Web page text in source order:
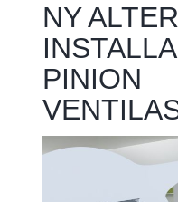
NY
PINION